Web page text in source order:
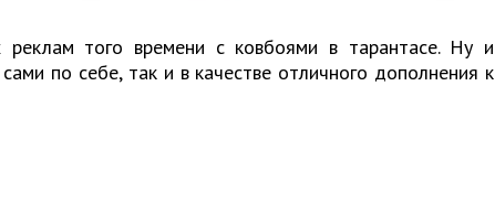
того времени с ковбоями в тарантасе. Ну и
по себе, так и в качестве отличного дополнения к